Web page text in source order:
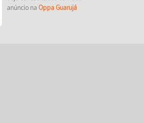
anúncio na Oppa Guarujá